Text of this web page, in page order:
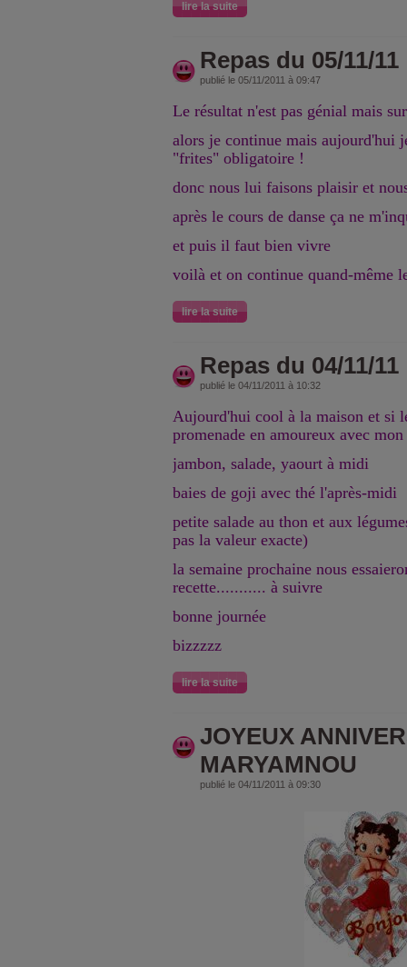
lire la suite
Repas du 05/11/11
publié le 05/11/2011 à 09:47
Le résultat n'est pas génial mais
alors je continue mais aujourd'hui
"frites" obligatoire !
donc nous lui faisons plaisir et
après le cours de danse ça ne
et puis il faut bien vivre
voilà et on continue quand-même
lire la suite
Repas du 04/11/11
publié le 04/11/2011 à 10:32
Aujourd'hui cool à la maison et si
promenade en amoureux avec
jambon, salade, yaourt à midi
baies de goji avec thé l'après-midi
petite salade au thon et aux
pas la valeur exacte)
la semaine prochaine nous
recette........... à suivre
bonne journée
bizzzzz
lire la suite
JOYEUX
MARYAMNOU
publié le 04/11/2011 à 09:30